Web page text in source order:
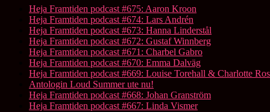
Heja Framtiden podcast #675: Aaron Kroon
Heja Framtiden podcast #674: Lars Andrén
Heja Framtiden podcast #673: Hanna Linderstål
Heja Framtiden podcast #672: Gustaf Winnberg
Heja Framtiden podcast #671: Charbel Gabro
Heja Framtiden podcast #670: Emma Dalväg
Heja Framtiden podcast #669: Louise Torehall & Charlotte
Antologin Loud Summer ute nu!
Heja Framtiden podcast #668: Johan Granström
Heja Framtiden podcast #667: Linda Vismer